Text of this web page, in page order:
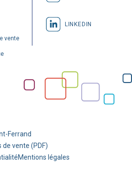
vente
LINKEDIN
Ferrand
vente (PDF)
Mentions légales